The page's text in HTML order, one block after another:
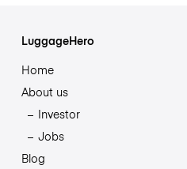
LuggageHero
Home
About us
Investor
Jobs
Blog